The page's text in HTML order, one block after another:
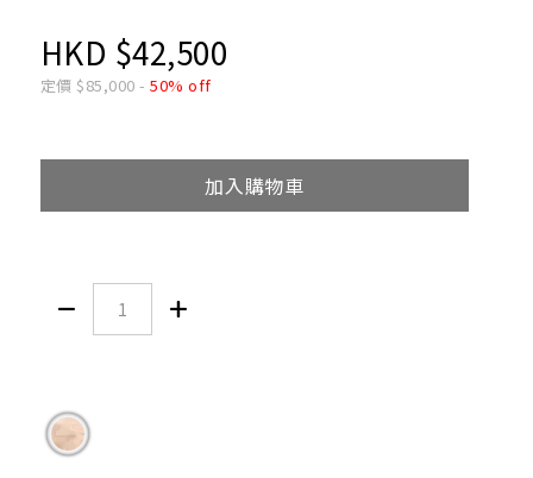
HKD $42,500
定價 $85,000 -50% off
加入購物車
 